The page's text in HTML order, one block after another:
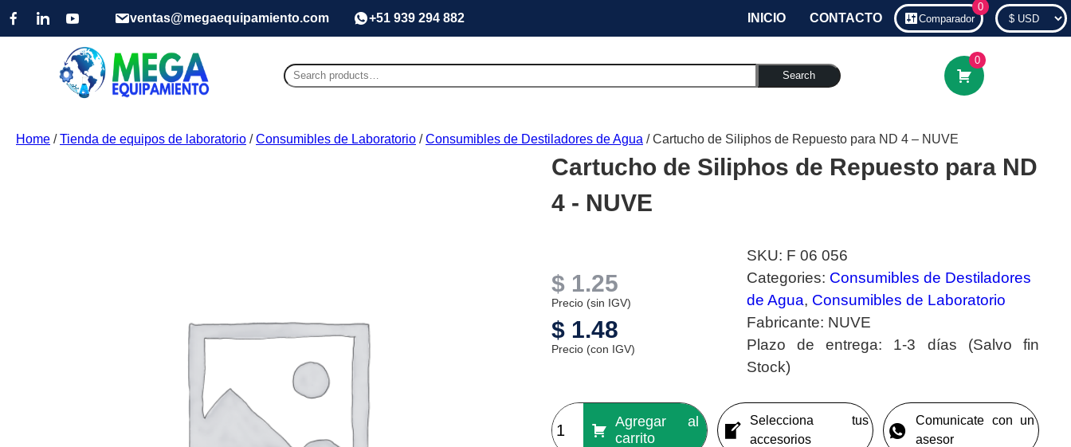
ventas@megaequipamiento.com +51 939 294 882 INICIO CONTACTO
0
Comparador
Search
for:
Search
0
Home /Tienda de equipos de laboratorio /Consumibles de Laboratorio /Consumibles de Destiladores de Agua / Cartucho de Siliphos de Repuesto para ND 4 – NUVE
Cartucho de Siliphos de Repuesto para ND
4 - NUVE
$ 1.25
Precio (sin IGV)
$ 1.48
Precio (con IGV)
SKU: F 06 056
Categories: Consumibles de Destiladores
de Agua, Consumibles de Laboratorio
Fabricante: NUVE
Plazo de entrega: 1-3 días (Salvo fin
Stock)
Agregar al
carrito
Selecciona tus
accesorios
Comunicate con un
asesor